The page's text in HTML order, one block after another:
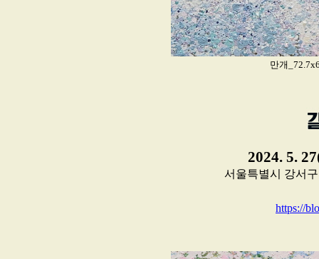
만개
2024. 5.
서울특별시 강서구
https://